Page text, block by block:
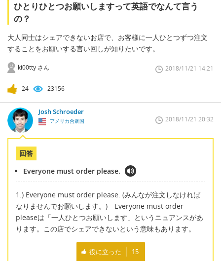
ひとりひとつお願いしますって英語でなんて言う
の？
大人同士はシェアできないお店で、お客様に一人ひとつずつ注文
することをお願いする言い回しが知りたいです。
ki00tty さん 2018/11/21 14:21
24 23156
Josh Schroeder
アメリカ合衆国 2018/11/21 20:32
回答
Everyone must order please.
1.) Everyone must order please. (みんなが注文しなければ
なりませんでお願いします。) Everyone must order
pleaseは「一人ひとつお願いします」というニュアンスがあ
ります。この店でシェアできないという意味もあります。
役に立った 15